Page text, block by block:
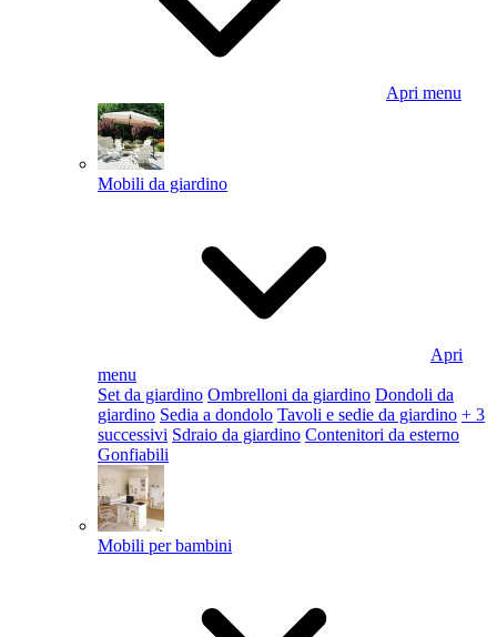
Apri menu
Mobili da giardino
Apri
menu
Set da giardino Ombrelloni da giardino Dondoli da
giardino Sedia a dondolo Tavoli e sedie da giardino + 3
successivi Sdraio da giardino Contenitori da esterno
Gonfiabili
Mobili per bambini